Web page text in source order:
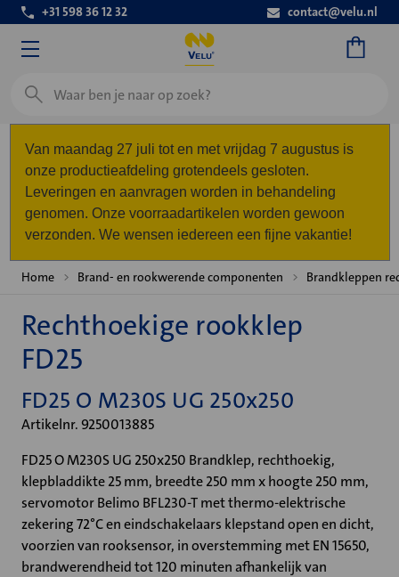
+31 598 36 12 32 contact@velu.nl
Zoeken
Van maandag 27 juli tot en met vrijdag 7 augustus is
onze productieafdeling grotendeels gesloten.
Leveringen en aanvragen worden in behandeling
genomen. Onze voorraadartikelen worden gewoon
verzonden. We wensen iedereen een fijne vakantie!
Home Brand- en rookwerende componenten Brandkleppen
Rechthoekige rookklep
FD25
FD25 O M230S UG 250x250
Artikelnr. 9250013885
FD25 O M230S UG 250x250 Brandklep, rechthoekig,
klepbladdikte 25 mm, breedte 250 mm x hoogte 250 mm,
servomotor Belimo BFL230-T met thermo-elektrische
zekering 72°C en eindschakelaars klepstand open en dicht,
voorzien van rooksensor, in overstemming met EN 15650,
brandwerendheid tot 120 minuten afhankelijk van